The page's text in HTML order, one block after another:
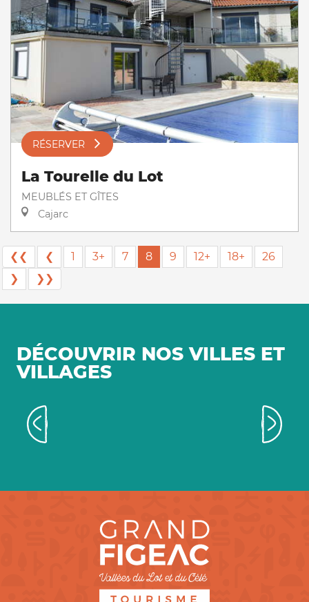
RÉSERVER
La Tourelle du Lot
MEUBLÉS ET GÎTES
Cajarc
❮❮ ❮ 1 3+ 7 8 9 12+ 18+
26
❯
❯❯
DÉCOUVRIR NOS VILLES ET
VILLAGES